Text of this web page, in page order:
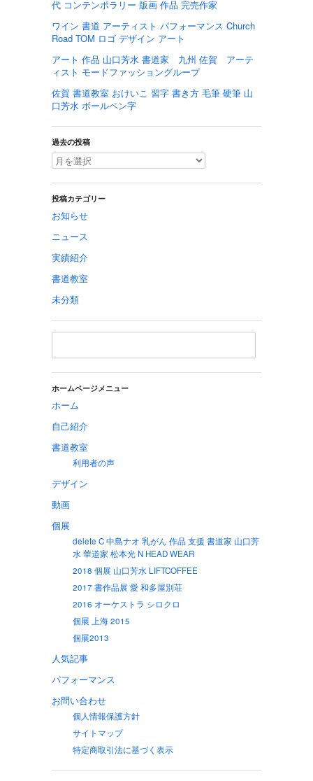
代 コンテンポラリー 版画 作品 完売作家
ワイン 書道 アーティスト パフォーマンス Church
Road TOM ロゴ デザイン アート
アート 作品 山口芳水 書道家 九州 佐賀 アーテ
ィスト モードファッショングループ
佐賀 書道教室 おけいこ 習字 書き方 毛筆 硬筆 山
口芳水 ボールペン字
過去の投稿
投稿カテゴリー
お知らせ
ニュース
実績紹介
書道教室
未分類
ホームページメニュー
ホーム
自己紹介
書道教室
利用者の声
デザイン
動画
個展
delete C 中島ナオ 乳がん 作品 支援 書道家 山口芳
水 華道家 松本光 N HEAD WEAR
2018 個展 山口芳水 LIFTCOFFEE
2017 書作品展 愛 和多屋別荘
2016 オーケストラ シロクロ
個展 上海 2015
個展2013
人気記事
パフォーマンス
お問い合わせ
個人情報保護方針
サイトマップ
特定商取引法に基づく表示